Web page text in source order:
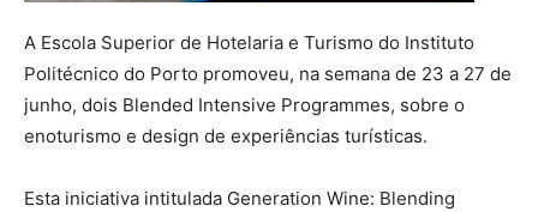
A Escola Superior de Hotelaria e Turismo do Instituto
Politécnico do Porto promoveu, na semana de 23 a 27 de
junho, dois Blended Intensive Programmes, sobre o
enoturismo e design de experiências turísticas.
Esta iniciativa intitulada Generation Wine: Blending